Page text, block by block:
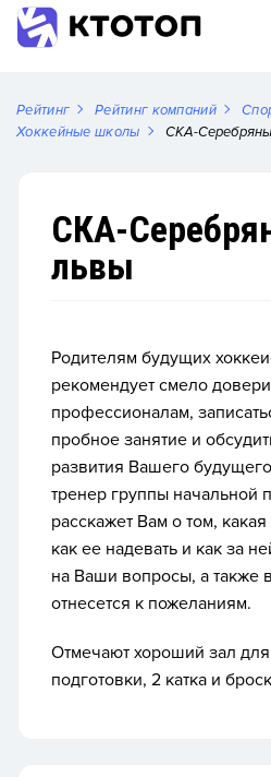
Рейтинг Рейтинг компаний
Хоккейные школы
СКА-
СКА-
львы
Родителям будущих
рекомендует смело
профессионалам,
пробное занятие и
развития Вашего
тренер группы начальной
расскажет Вам о том,
как ее надевать и как за
на Ваши вопросы, а также
отнесется к пожеланиям.
Отмечают хороший зал
подготовки, 2 катка и